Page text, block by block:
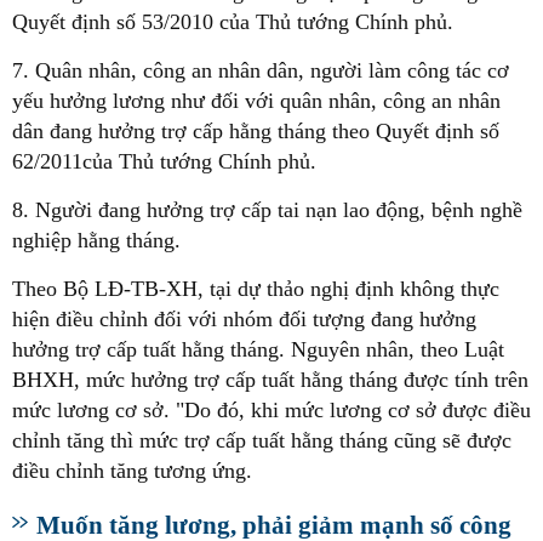
Quyết định số 53/2010 của Thủ tướng Chính phủ.
7. Quân nhân, công an nhân dân, người làm công tác cơ
yếu hưởng lương như đối với quân nhân, công an nhân
dân đang hưởng trợ cấp hằng tháng theo Quyết định số
62/2011của Thủ tướng Chính phủ.
8. Người đang hưởng trợ cấp tai nạn lao động, bệnh nghề
nghiệp hằng tháng.
Theo Bộ LĐ-TB-XH, tại dự thảo nghị định không thực
hiện điều chỉnh đối với nhóm đối tượng đang hưởng
hưởng trợ cấp tuất hằng tháng. Nguyên nhân, theo Luật
BHXH, mức hưởng trợ cấp tuất hằng tháng được tính trên
mức lương cơ sở. "Do đó, khi mức lương cơ sở được điều
chỉnh tăng thì mức trợ cấp tuất hằng tháng cũng sẽ được
điều chỉnh tăng tương ứng.
Muốn tăng lương, phải giảm mạnh số công